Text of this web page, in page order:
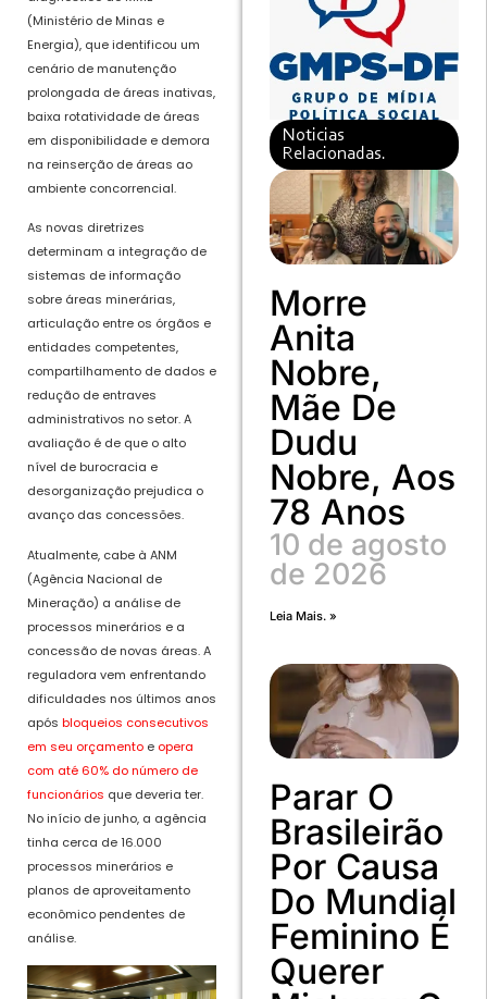
(Ministério de Minas e
Energia), que identificou um
cenário de manutenção
prolongada de áreas inativas,
baixa rotatividade de áreas
em disponibilidade e demora
na reinserção de áreas ao
ambiente concorrencial.
As novas diretrizes
determinam a integração de
sistemas de informação
sobre áreas minerárias,
articulação entre os órgãos e
entidades competentes,
compartilhamento de dados e
redução de entraves
administrativos no setor. A
avaliação é de que o alto
nível de burocracia e
desorganização prejudica o
avanço das concessões.
Atualmente, cabe à ANM
(Agência Nacional de
Mineração) a análise de
processos minerários e a
concessão de novas áreas. A
reguladora vem enfrentando
dificuldades nos últimos anos
após bloqueios consecutivos
em seu orçamento e opera
com até 60% do número de
funcionários que deveria ter.
No início de junho, a agência
tinha cerca de 16.000
processos minerários e
planos de aproveitamento
econômico pendentes de
análise.
Noticias
Relacionadas.
Morre
Anita
Nobre,
Mãe De
Dudu
Nobre, Aos
78 Anos
10 de agosto
de 2026
Leia Mais. »
Parar O
Brasileirão
Por Causa
Do Mundial
Feminino É
Querer